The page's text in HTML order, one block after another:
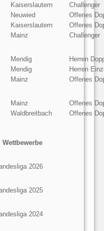
Kaiserslautern
Challenger
Neuwied
Offenes
Kaiserslautern
Offenes
Mainz Challenger
Mendig
Herren
Mendig
Herren
Mainz Offenes
Mainz
Offenes
Waldbreitbach Offenes
Wettbewerbe
2026
2025
2024